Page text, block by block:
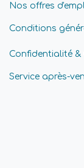
Nos offres
Conditions
Confidentialité &
Service après-